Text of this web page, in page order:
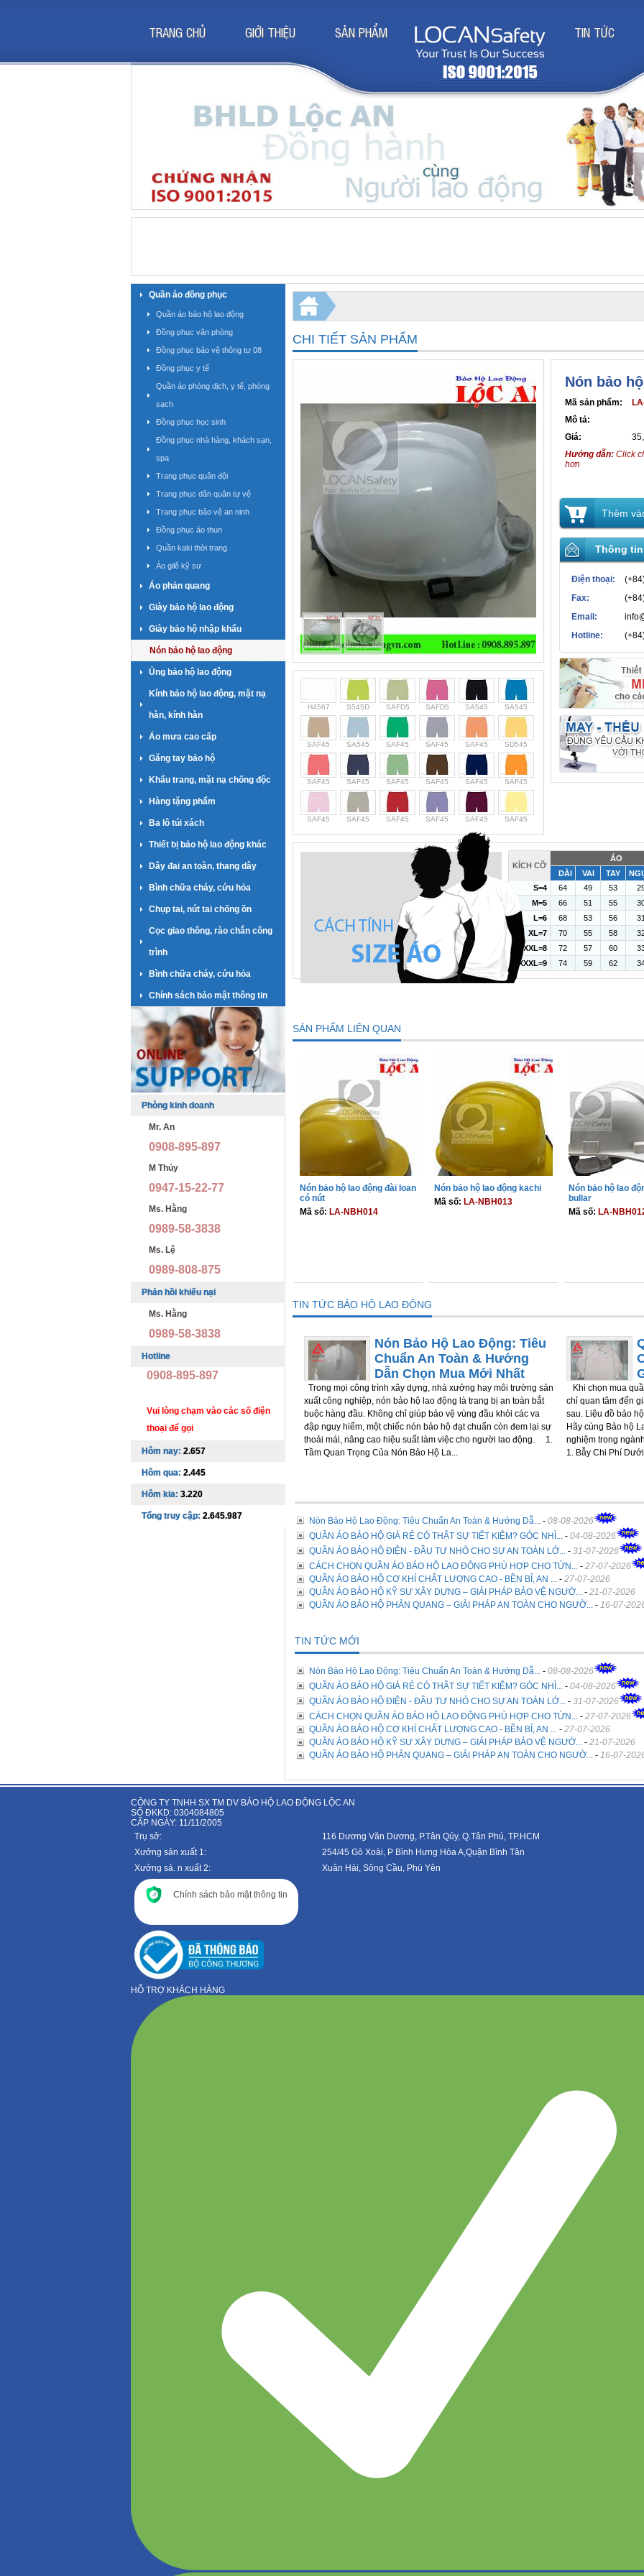
TRANG CHỦ GIỚI THIỆU SẢN PHẨM TIN TỨC
CHI TIẾT SẢN PHẨM
H4567 S545D SAFD5 SAFD5 SA545 SA545
SAF45 SA545 SAF45 SAF45 SAF45 SD545
SAF45 SAF45 SAF45 SAF45 SAF45 SAF45
SAF45 SAF45 SAF45 SAF45 SAF45 SAF45
Nón bảo
Mã sản phẩm:
Mô tả:
Giá:
Hướng dẫn: Click
hơn
Thêm
Thông
Điện thoại:
Fax:
Email:
Hotline:
KÍCH CỠ
ÁO
DÀI
VAI TAY
S=4
64 49 53
M=5
66 51 55
L=6
68 53 56
XL=7
70 55 58
XXL=8
72 57 60
XXXL=9
74 59 62
SẢN PHẨM LIÊN QUAN
Nón bảo hộ lao động đài loan
có nút
Mã số: LA-NBH014
Nón bảo hộ lao động kachi
Mã số: LA-NBH013
Nón bảo hộ lao
bullar
Mã số: LA-
TIN TỨC BẢO HỘ LAO ĐỘNG
Nón Bảo Hộ Lao Động: Tiêu
Chuẩn An Toàn & Hướng
Dẫn Chọn Mua Mới Nhất
Trong mọi công trình xây dựng, nhà xưởng hay môi trường sản
xuất công nghiệp, nón bảo hộ lao động là trang bị an toàn bắt
buộc hàng đầu. Không chỉ giúp bảo vệ vùng đầu khỏi các va
đập nguy hiểm, một chiếc nón bảo hộ đạt chuẩn còn đem lại sự
thoải mái, nâng cao hiệu suất làm việc cho người lao động. 1.
Tầm Quan Trọng Của Nón Bảo Hộ La...
Khi chọn mua
chỉ quan tâm đến
sau. Liệu đồ bảo
Hãy cùng Bảo hộ
nghiệm trong
1. Bẫy Chi Phí
Nón Bảo Hộ Lao Động: Tiêu Chuẩn An Toàn & Hướng Dẫ... - 08-08-2026
QUẦN ÁO BẢO HỘ GIÁ RẺ CÓ THẬT SỰ TIẾT KIỆM? GÓC NHÌ... - 04-08-2026
QUẦN ÁO BẢO HỘ ĐIỆN - ĐẦU TƯ NHỎ CHO SỰ AN TOÀN LỚ... - 31-07-2026
CÁCH CHỌN QUẦN ÁO BẢO HỘ LAO ĐỘNG PHÙ HỢP CHO TỪN... - 27-07-2026
QUẦN ÁO BẢO HỘ CƠ KHÍ CHẤT LƯỢNG CAO - BỀN BỈ, AN ... - 27-07-2026
QUẦN ÁO BẢO HỘ KỸ SƯ XÂY DỰNG – GIẢI PHÁP BẢO VỆ NGƯỜ... - 21-07-2026
QUẦN ÁO BẢO HỘ PHẢN QUANG – GIẢI PHÁP AN TOÀN CHO NGƯỜ... - 16-07-
TIN TỨC MỚI
Nón Bảo Hộ Lao Động: Tiêu Chuẩn An Toàn & Hướng Dẫ... - 08-08-2026
QUẦN ÁO BẢO HỘ GIÁ RẺ CÓ THẬT SỰ TIẾT KIỆM? GÓC NHÌ... - 04-08-2026
QUẦN ÁO BẢO HỘ ĐIỆN - ĐẦU TƯ NHỎ CHO SỰ AN TOÀN LỚ... - 31-07-2026
CÁCH CHỌN QUẦN ÁO BẢO HỘ LAO ĐỘNG PHÙ HỢP CHO TỪN... - 27-07-2026
QUẦN ÁO BẢO HỘ CƠ KHÍ CHẤT LƯỢNG CAO - BỀN BỈ, AN ... - 27-07-2026
QUẦN ÁO BẢO HỘ KỸ SƯ XÂY DỰNG – GIẢI PHÁP BẢO VỆ NGƯỜ... - 21-07-2026
QUẦN ÁO BẢO HỘ PHẢN QUANG – GIẢI PHÁP AN TOÀN CHO NGƯỜ... - 16-07-
Quần áo đồng phục
Quần áo bảo hộ lao động
Đồng phục văn phòng
Đồng phục bảo vệ thông tư 08
Đồng phục y tế
Quần áo phòng dịch, y tế, phòng
sạch
Đồng phục học sinh
Đồng phục nhà hàng, khách sạn,
spa
Trang phục quân đội
Trang phục dân quân tự vệ
Trang phục bảo vệ an ninh
Đồng phục áo thun
Quần kaki thời trang
Áo gilê kỹ sư
Áo phản quang
Giày bảo hộ lao động
Giày bảo hộ nhập khẩu
Nón bảo hộ lao động
Ủng bảo hộ lao động
Kính bảo hộ lao động, mặt nạ
hàn, kính hàn
Áo mưa cao cấp
Găng tay bảo hộ
Khẩu trang, mặt nạ chống độc
Hàng tặng phẩm
Ba lô túi xách
Thiết bị bảo hộ lao động khác
Dây đai an toàn, thang dây
Bình chữa cháy, cứu hỏa
Chụp tai, nút tai chống ồn
Cọc giao thông, rào chắn công
trình
Bình chữa cháy, cứu hỏa
Chính sách bảo mật thông tin
Phòng kinh doanh
Mr. An
0908-895-897
M Thủy
0947-15-22-77
Ms. Hằng
0989-58-3838
Ms. Lệ
0989-808-875
Phản hồi khiếu nại
Ms. Hằng
0989-58-3838
Hotline
0908-895-897
Vui lòng chạm vào các số điện
thoại để gọi
Hôm nay: 2.657
Hôm qua: 2.445
Hôm kia: 3.220
Tổng truy cập: 2.645.987
CÔNG TY TNHH SX TM DV BẢO HỘ LAO ĐỘNG LỘC AN
SỐ ĐKKD: 0304084805
CẤP NGÀY: 11/11/2005
Trụ sở:
116 Dương Văn Dương, P.Tân Qúy, Q.Tân Phú, TP.HCM
Xưởng sản xuất 1:
254/45 Gò Xoài, P Bình Hưng Hòa A,Quận Bình Tân
Xưởng sả. n xuất 2:
Xuân Hải, Sông Cầu, Phú Yên
Chính sách bảo mật thông tin
HỖ TRỢ KHÁCH HÀNG